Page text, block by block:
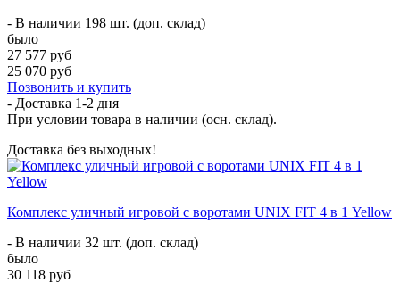
- В наличии 198 шт. (доп. склад)
было
27 577 руб
25 070 руб
Позвонить и купить
- Доставка 1-2 дня
При условии товара в наличии (осн. склад).
Доставка без выходных!
Комплекс уличный игровой с воротами UNIX FIT 4 в 1 Yellow
- В наличии 32 шт. (доп. склад)
было
30 118 руб